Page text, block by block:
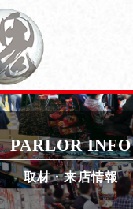
PARLOR INFO
取材・来店情報